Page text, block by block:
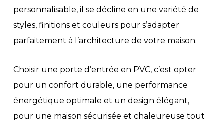
personnalisable, il se décline en une variété de
styles, finitions et couleurs pour s’adapter
parfaitement à l’architecture de votre maison.
Choisir une porte d’entrée en PVC, c’est opter
pour un confort durable, une performance
énergétique optimale et un design élégant,
pour une maison sécurisée et chaleureuse tout